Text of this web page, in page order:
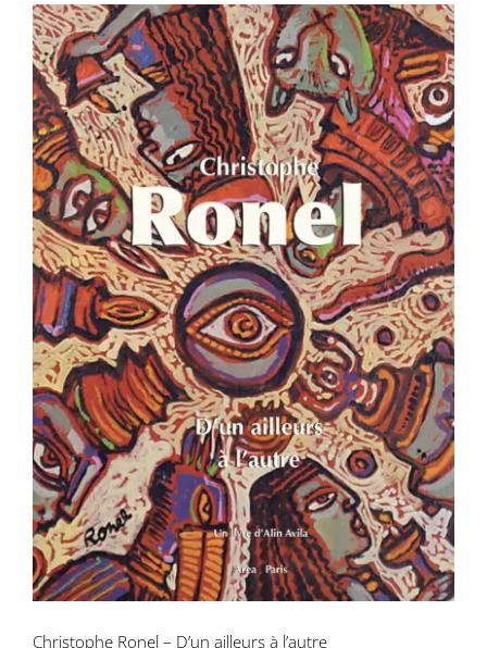
Christophe Ronel – D’un ailleurs à
l’autre
Christophe Ronel – D’un ailleurs à l’autre